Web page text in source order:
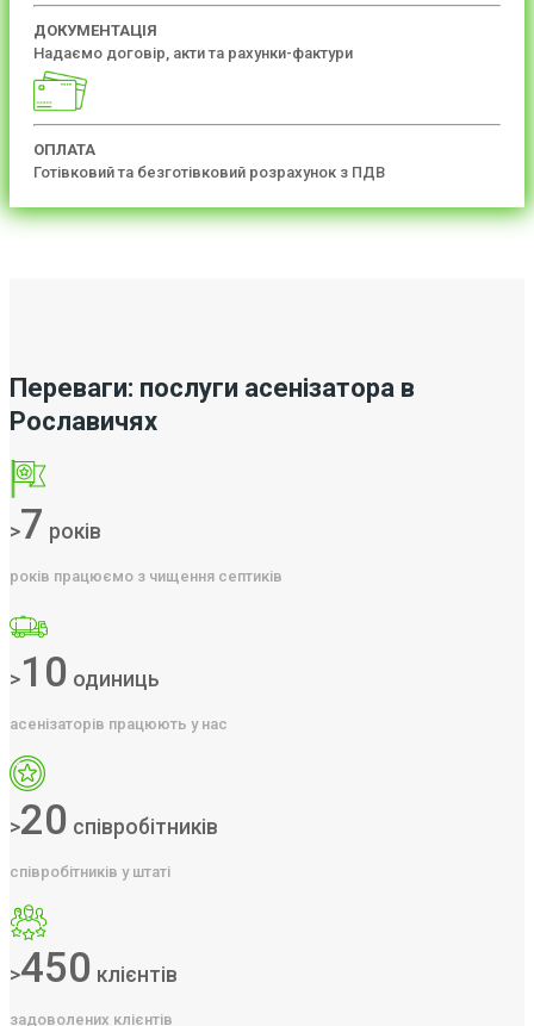
ДОКУМЕНТАЦІЯ
Надаємо договір, акти та рахунки-фактури
ОПЛАТА
Готівковий та безготівковий розрахунок з ПДВ
Переваги: послуги асенізатора в
Рославичях
>7 років
років працюємо з чищення септиків
>10 одиниць
асенізаторів працюють у нас
>20 співробітників
співробітників у штаті
>450 клієнтів
задоволених клієнтів